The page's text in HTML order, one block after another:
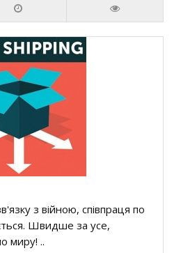
з війною, співпраця по
Швидше за усе,
миру! ..